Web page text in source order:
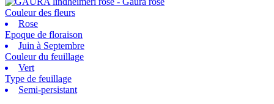
Couleur des fleurs
Rose
Epoque de floraison
Juin à Septembre
Couleur du feuillage
Vert
Type de feuillage
Semi-persistant